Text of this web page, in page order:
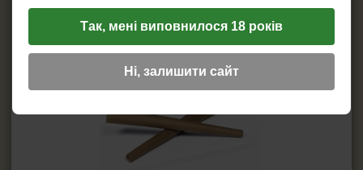
Так, мені виповнилося 18 років
Ні, залишити сайт